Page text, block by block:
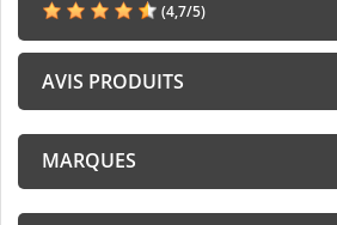
(4,7/5)
AVIS PRODUITS
MARQUES